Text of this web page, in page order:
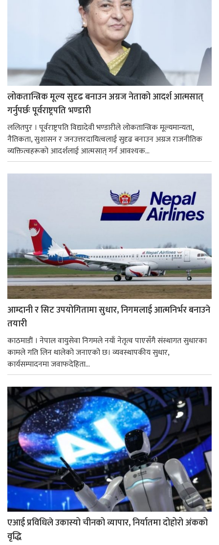
लोकतान्त्रिक मूल्य सुदृढ बनाउन अग्रज नेताको आदर्श आत्मसात्
गर्नुपर्छः पूर्वराष्ट्रपति भण्डारी
ललितपुर । पूर्वराष्ट्रपति विद्यादेवी भण्डारीले लोकतान्त्रिक मूल्यमान्यता,
नैतिकता, सुशासन र जनउत्तरदायित्वलाई सुदृढ बनाउन अग्रज राजनीतिक
व्यक्तित्वहरूको आदर्शलाई आत्मसात् गर्न आवश्यक...
आम्दानी र सिट उपयोगितामा सुधार, निगमलाई आत्मनिर्भर बनाउने
तयारी
काठमाडाैं । नेपाल वायुसेवा निगमले नयाँ नेतृत्व पाएसँगै संस्थागत सुधारका
कामले गति लिन थालेको जनाएको छ। व्यवस्थापकीय सुधार,
कार्यसम्पादनमा जवाफदेहिता...
एआई प्रविधिले उकास्यो चीनको व्यापार, निर्यातमा दोहोरो अंकको
वृद्धि